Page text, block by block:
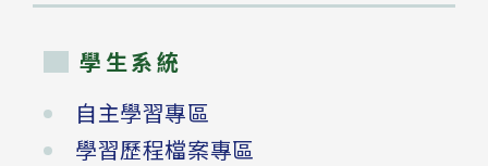
學生系統
自主學習專區
學習歷程檔案專區